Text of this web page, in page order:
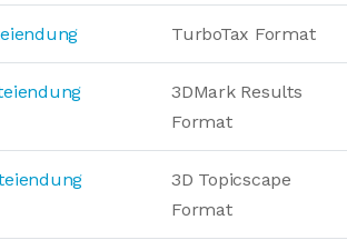
TurboTax Format
3DMark Results
Format
3D Topicscape
Format